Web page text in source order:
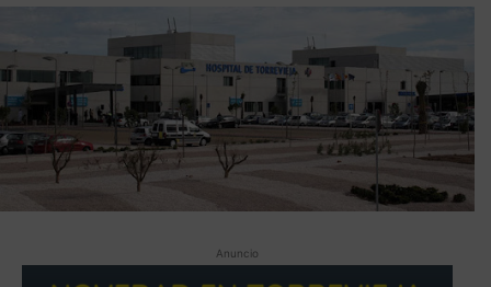
Anuncio